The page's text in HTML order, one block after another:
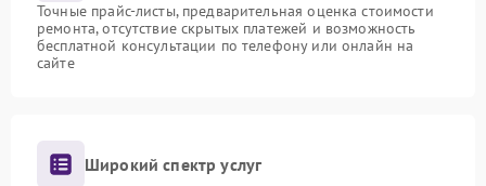
Точные прайс-листы, предварительная оценка стоимости
ремонта, отсутствие скрытых платежей и возможность
бесплатной консультации по телефону или онлайн на
сайте
Широкий спектр услуг